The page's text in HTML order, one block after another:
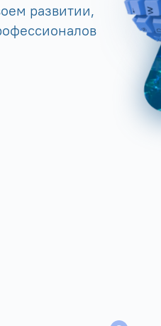
развитии,